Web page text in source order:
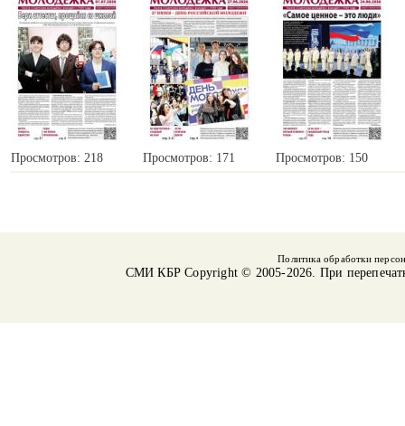
Просмотров: 218 Просмотров: 171 Просмотров: 150
Политика обработки
СМИ КБРCopyright © 2005-2026. При